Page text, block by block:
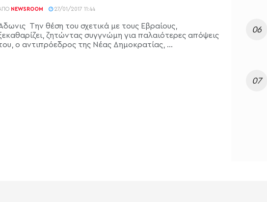
NEWSROOM 27/01/2017 11:44
Την θέση του σχετικά με τους Εβραίους,
ζητώντας συγγνώμη για παλαιότερες απόψεις
ο αντιπρόεδρος της Νέας Δημοκρατίας, ...